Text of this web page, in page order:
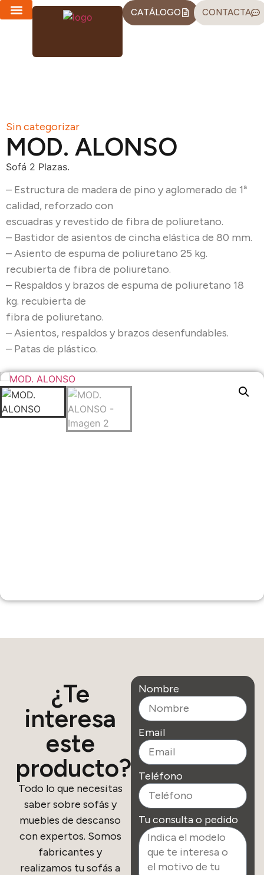
CATÁLOGO CONTACTA
Sin categorizar
MOD. ALONSO
Sofá 2 Plazas.
– Estructura de madera de pino y aglomerado de 1ª
calidad, reforzado con
escuadras y revestido de fibra de poliuretano.
– Bastidor de asientos de cincha elástica de 80 mm.
– Asiento de espuma de poliuretano 25 kg.
recubierta de fibra de poliuretano.
– Respaldos y brazos de espuma de poliuretano 18
kg. recubierta de
fibra de poliuretano.
– Asientos, respaldos y brazos desenfundables.
– Patas de plástico.
Nombre
Email
Teléfono
Tu consulta o pedido
¿Te
interesa
este
producto?
Todo lo que necesitas
saber sobre sofás y
muebles de descanso
con expertos. Somos
fabricantes y
realizamos tu sofás a